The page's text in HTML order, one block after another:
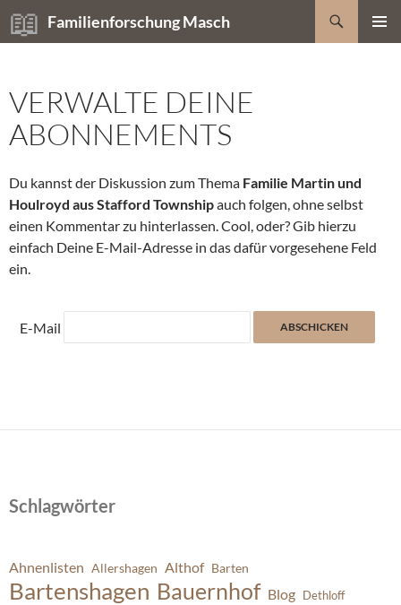
Zum
Inhalt
Familienforschung Masch
Suchen
VERWALTE DEINE
ABONNEMENTS
Du kannst der Diskussion zum Thema Familie Martin und
Houlroyd aus Stafford Townshipauch folgen, ohne selbst
einen Kommentar zu hinterlassen. Cool, oder? Gib hierzu
einfach Deine E-Mail-Adresse in das dafür vorgesehene Feld
ein.
E-Mail
Schlagwörter
Ahnenlisten Allershagen Althof Barten
Bartenshagen Bauernhof Blog Dethloff